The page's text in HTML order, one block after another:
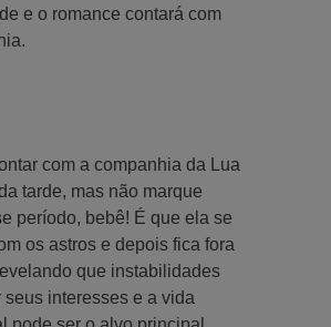
e o romance contará com
com a companhia da Lua
tarde, mas não marque
período, bebê! É que ela se
os astros e depois fica fora
que instabilidades
seus interesses e a vida